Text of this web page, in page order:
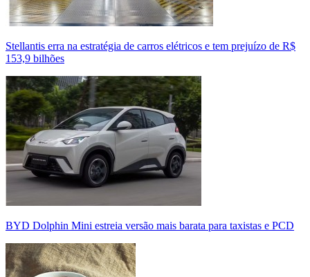
Stellantis erra na estratégia de carros elétricos e tem prejuízo de R$
153,9 bilhões
BYD Dolphin Mini estreia versão mais barata para taxistas e PCD